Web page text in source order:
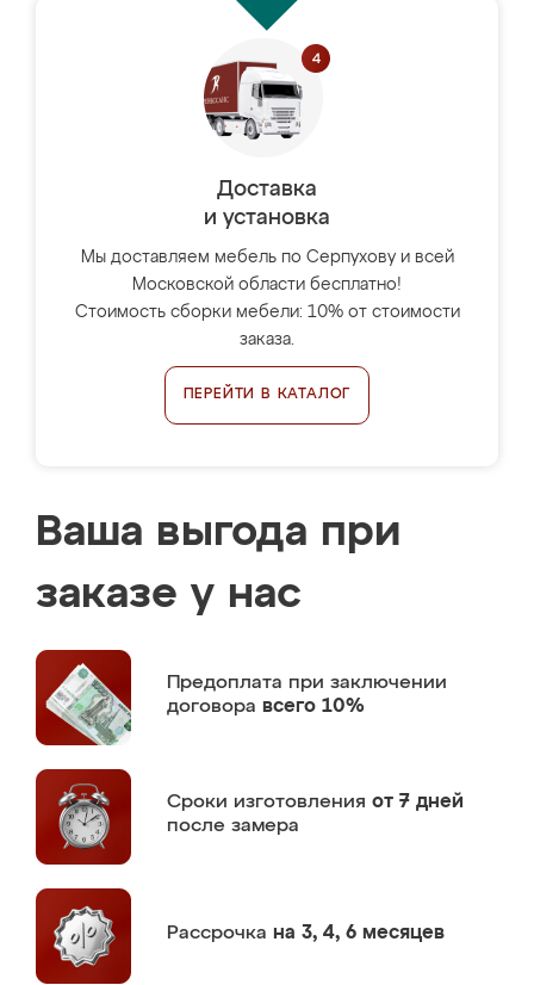
Доставка
и установка
Мы доставляем мебель по Серпухову и всей
Московской области бесплатно!
Стоимость сборки мебели: 10% от стоимости
заказа.
ПЕРЕЙТИ В КАТАЛОГ
Ваша выгода при
заказе у нас
Предоплата при заключении
договора всего 10%
Сроки изготовления от 7 дней
после замера
Рассрочка на 3, 4, 6 месяцев